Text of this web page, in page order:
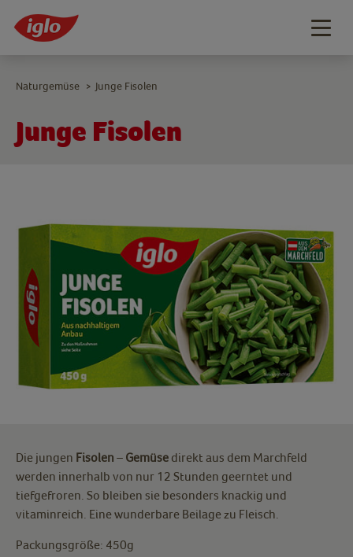
Junge Fisolen
Naturgemüse > Junge Fisolen
Die jungen Fisolen – Gemüse direkt aus dem Marchfeld
werden innerhalb von nur 12 Stunden geerntet und
tiefgefroren. So bleiben sie besonders knackig und
vitaminreich. Eine wunderbare Beilage zu Fleisch.
Packungsgröße: 450g